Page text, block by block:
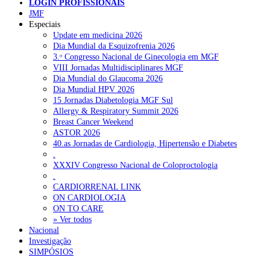
LUSA/SO
NOTÍCIAS RECENTES
Quase 11.900 jovens recorreram aos cheques psicólogo e
nutricionista no primeiro mês 7 de Agosto, 2026
ULS de Coimbra estreia cirurgia endoscópica do ouvido com
apoio robótico em Portugal 7 de Agosto, 2026
Enfermeiros exigem esclarecimentos sobre eventual gestão
privada da ULS do Algarve 7 de Agosto, 2026
Ordem dos Médicos alerta para riscos no novo sistema de acesso
a consultas e cirurgias
Portugal está a formar os médicos de que precisa?
2026
NOTÍCIAS MAIS LIDAS
LOGIN PROFISSIONAIS
JMF
Especiais
Update em medicina 2026
Dia Mundial da Esquizofrenia 2026
3.ᵒ Congresso Nacional de Ginecologia em MGF
VIII Jornadas Multidisciplinares MGF
Dia Mundial do Glaucoma 2026
Dia Mundial HPV 2026
15 Jornadas Diabetologia MGF Sul
Allergy & Respiratory Summit 2026
Breast Cancer Weekend
ASTOR 2026
40.as Jornadas de Cardiologia, Hipertensão e Diabetes
.
XXXIV Congresso Nacional de Coloproctologia
.
CARDIORRENAL LINK
ON CARDIOLOGIA
ON TO CARE
» Ver todos
Nacional
Investigação
SIMPÓSIOS